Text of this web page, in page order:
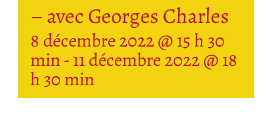
– avec Georges Charles
8 décembre 2022 @ 15 h 30
min-11 décembre 2022 @ 18
h 30 min